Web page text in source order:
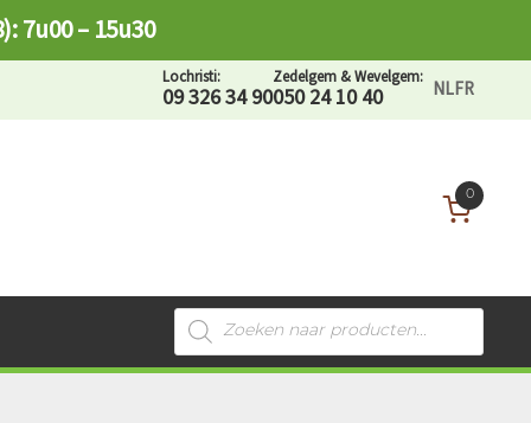
7u00 – 15u30
Lochristi:
09 326 34 90
Zedelgem & Wevelgem:
050 24 10 40 NLFR
0
Recherche
de
produits